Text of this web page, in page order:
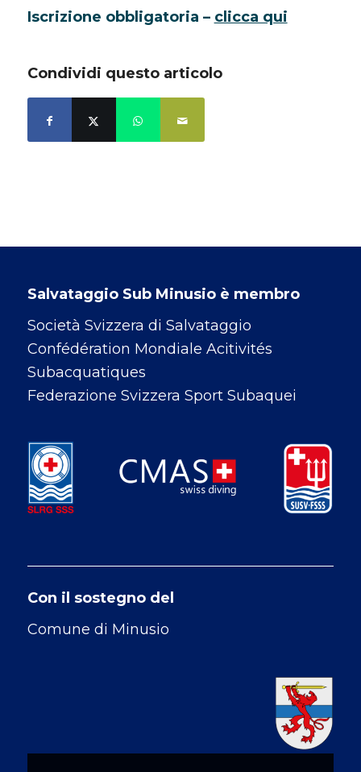
Iscrizione obbligatoria – clicca qui
Condividi questo articolo
Salvataggio Sub Minusio è membro
Società Svizzera di Salvataggio
Confédération Mondiale Acitivités
Subacquatiques
Federazione Svizzera Sport Subaquei
Con il sostegno del
Comune di Minusio